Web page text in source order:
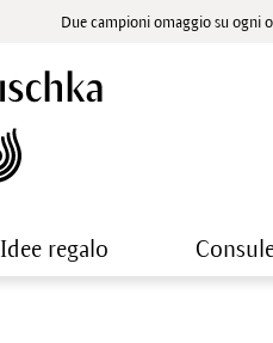
Due campioni omaggio su ogni
Idee regalo